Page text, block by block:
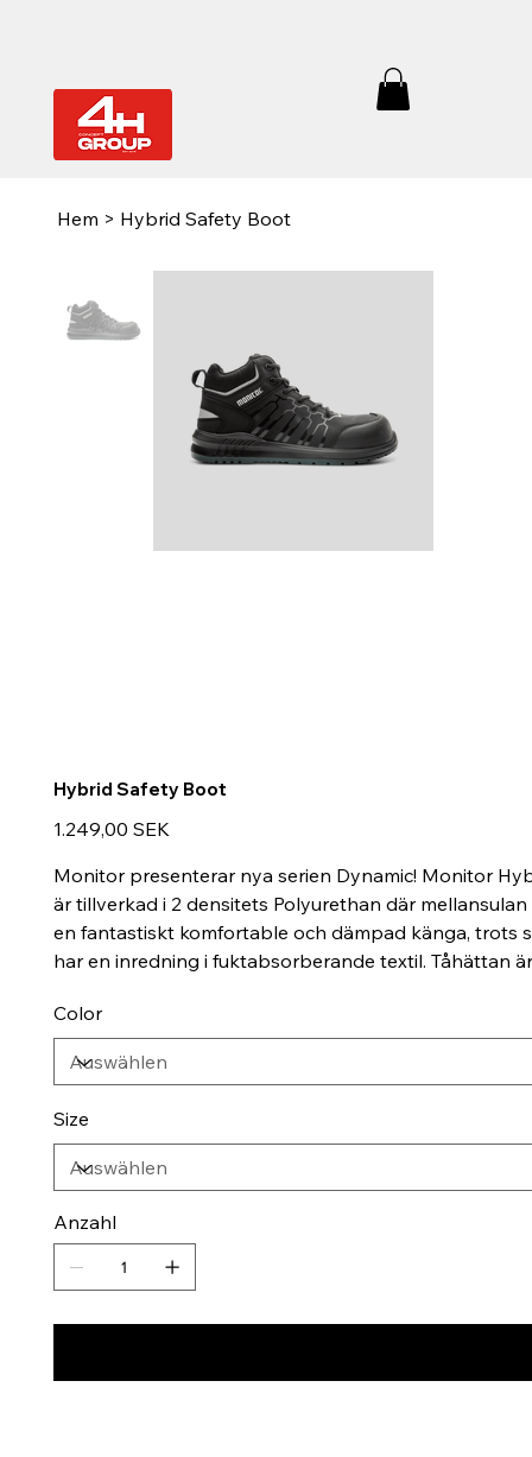
Hem > Hybrid Safety Boot
Hybrid Safety Boot
Preis
1.249,00 SEK
Monitor presenterar nya serien Dynamic! Monitor
är tillverkad i 2 densitets Polyurethan där
en fantastiskt komfortable och dämpad känga, trots
har en inredning i fuktabsorberande textil. Tåhättan
Color
Size
Anzahl